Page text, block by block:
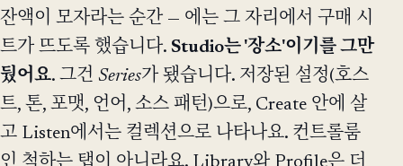
잔액이 모자라는 순간 — 에는 그 자리에서 구매 시
트가 뜨도록 했습니다. Studio는 '장소'이기를 그만
뒀어요. 그건 Series가 됐습니다. 저장된 설정(호스
트, 톤, 포맷, 언어, 소스 패턴)으로, Create 안에 살
고 Listen에서는 컬렉션으로 나타나요. 컨트롤룸
인 척하는 탭이 아니라요. Library와 Profile은 더